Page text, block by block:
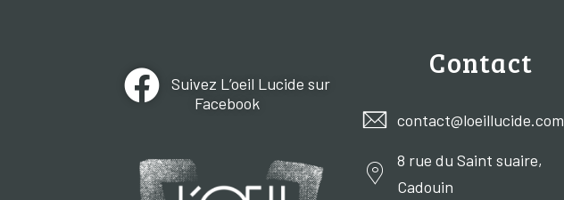
Suivez L’oeil Lucide sur
Facebook
Contact
contact@loeillucide.com
8 rue du Saint suaire,
Cadouin